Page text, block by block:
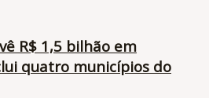
R$ 1,5 bilhão em
quatro municípios do